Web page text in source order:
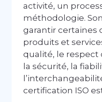
activité, un
méthodologie.
garantir certaines
produits et
qualité, le respect
la sécurité, la
certification ISO